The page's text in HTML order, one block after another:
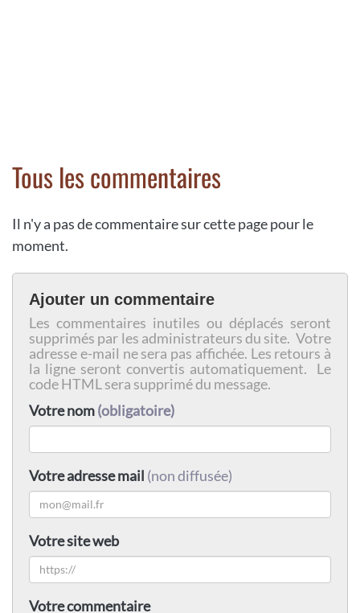
Tous les commentaires
Il n'y a pas de commentaire sur cette page pour le
moment.
Ajouter un commentaire
Les commentaires inutiles ou déplacés seront
supprimés par les administrateurs du site. Votre
adresse e-mail ne sera pas affichée. Les retours à
la ligne seront convertis automatiquement. Le
code HTML sera supprimé du message.
Votre nom(obligatoire)
Votre adresse mail (non diffusée)
Votre site web
Votre commentaire